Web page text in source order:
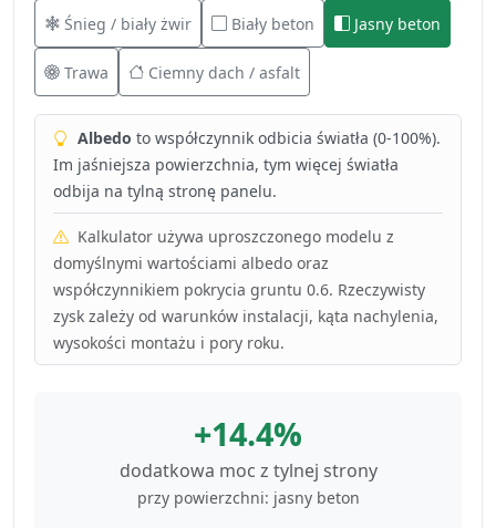
Śnieg / biały żwir Biały beton Jasny beton
Trawa Ciemny dach / asfalt
Albedo to współczynnik odbicia światła (0-100%).
Im jaśniejsza powierzchnia, tym więcej światła
odbija na tylną stronę panelu.
Kalkulator używa uproszczonego modelu z
domyślnymi wartościami albedo oraz
współczynnikiem pokrycia gruntu 0.6. Rzeczywisty
zysk zależy od warunków instalacji, kąta nachylenia,
wysokości montażu i pory roku.
+14.4%
dodatkowa moc z tylnej strony
przy powierzchni: jasny beton